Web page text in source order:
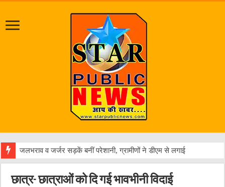
छात्र- छात्राओं को दि गई भावभीनी विदाई